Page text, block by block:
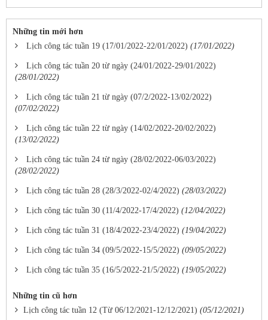
Những tin mới hơn
Lịch công tác tuần 19 (17/01/2022-22/01/2022) (17/01/2022)
Lịch công tác tuần 20 từ ngày (24/01/2022-29/01/2022)
(28/01/2022)
Lịch công tác tuần 21 từ ngày (07/2/2022-13/02/2022)
(07/02/2022)
Lịch công tác tuần 22 từ ngày (14/02/2022-20/02/2022)
(13/02/2022)
Lịch công tác tuần 24 từ ngày (28/02/2022-06/03/2022)
(28/02/2022)
Lịch công tác tuần 28 (28/3/2022-02/4/2022) (28/03/2022)
Lịch công tác tuần 30 (11/4/2022-17/4/2022) (12/04/2022)
Lịch công tác tuần 31 (18/4/2022-23/4/2022) (19/04/2022)
Lịch công tác tuần 34 (09/5/2022-15/5/2022) (09/05/2022)
Lịch công tác tuần 35 (16/5/2022-21/5/2022) (19/05/2022)
Những tin cũ hơn
Lịch công tác tuần 12 (Từ 06/12/2021-12/12/2021) (05/12/2021)